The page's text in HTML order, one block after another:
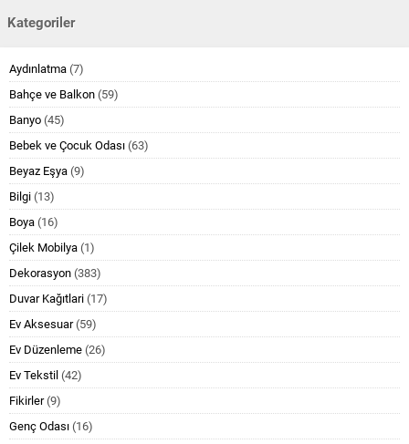
Kategoriler
Aydınlatma (7)
Bahçe ve Balkon (59)
Banyo (45)
Bebek ve Çocuk Odası (63)
Beyaz Eşya (9)
Bilgi (13)
Boya (16)
Çilek Mobilya (1)
Dekorasyon (383)
Duvar Kağıtlari (17)
Ev Aksesuar(59)
Ev Düzenleme (26)
Ev Tekstil (42)
Fikirler(9)
Genç Odası (16)